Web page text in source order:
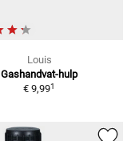
Louis
Gashandvat-hulp
€ 9,991